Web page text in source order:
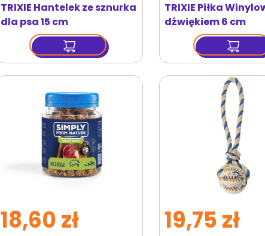
TRIXIE Hantelek ze sznurka
dla psa 15 cm
TRIXIE Piłka
dźwiękiem 6 cm
18,60 zł 19,75 zł